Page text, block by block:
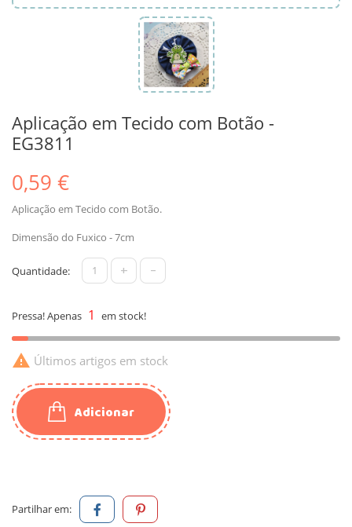
Aplicação em Tecido com Botão -
EG3811
0,59 €
Aplicação em Tecido com Botão.
Dimensão do Fuxico - 7cm
Quantidade: + -
Pressa! Apenas 1 em stock!
 Últimos artigos em stock
Adicionar
Partilhar em: